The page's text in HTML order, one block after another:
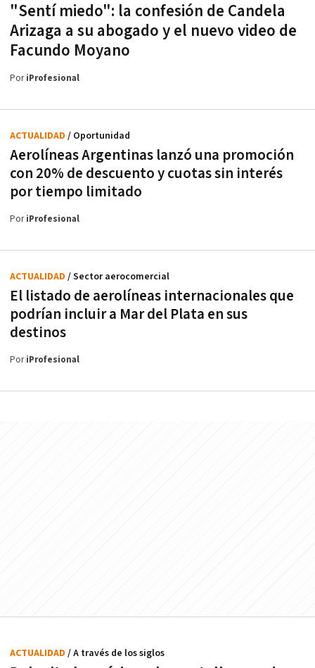
"Sentí miedo": la confesión de Candela
Arizaga a su abogado y el nuevo video de
Facundo Moyano
PoriProfesional
Aerolíneas Argentinas lanzó una promoción
con 20% de descuento y cuotas sin interés
por tiempo limitado
ACTUALIDAD / Oportunidad
PoriProfesional
El listado de aerolíneas internacionales que
podrían incluir a Mar del Plata en sus
destinos
ACTUALIDAD / Sector aerocomercial
PoriProfesional
ACTUALIDAD / A través de los siglos